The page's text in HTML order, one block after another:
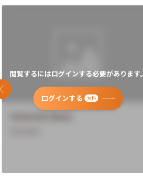
閲覧するにはログインする必要があります。
ログインする 無料
前のスライド